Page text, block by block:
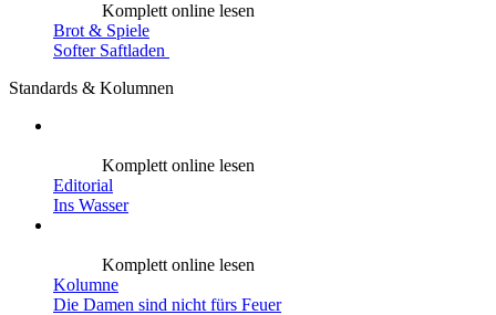
Komplett online lesen
Brot & Spiele
Softer Saftladen
Standards & Kolumnen
Komplett online lesen
Editorial
Ins Wasser
Komplett online lesen
Kolumne
Die Damen sind nicht fürs Feuer